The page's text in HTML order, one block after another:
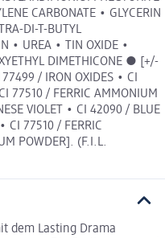
CARBONATE • GLYCERIN
DI-T-BUTYL
• UREA • TIN OXIDE •
DIMETHICONE ● [+/-
/ IRON OXIDES • CI
77510 / FERRIC AMMONIUM
VIOLET • CI 42090 / BLUE
CI 77510 / FERRIC
POWDER]. (F.I.L.
dem Lasting Drama